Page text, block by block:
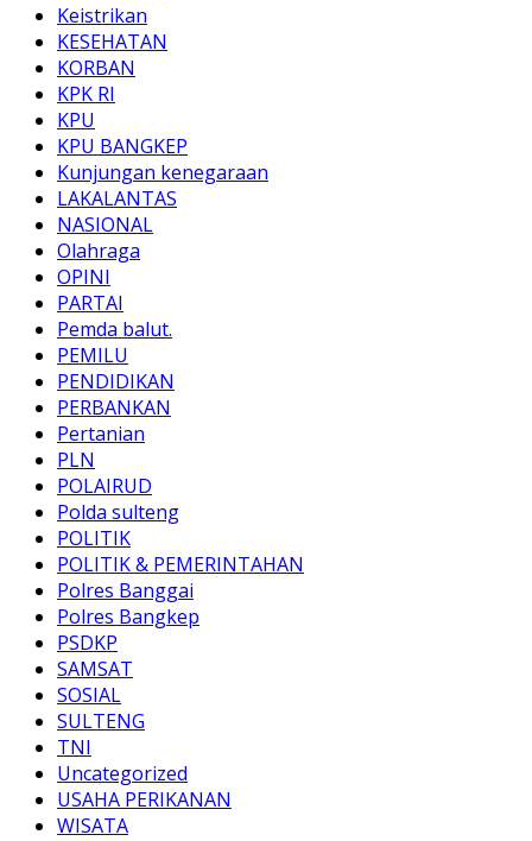
Keistrikan
KESEHATAN
KORBAN
KPK RI
KPU
KPU BANGKEP
Kunjungan kenegaraan
LAKALANTAS
NASIONAL
Olahraga
OPINI
PARTAI
Pemda balut.
PEMILU
PENDIDIKAN
PERBANKAN
Pertanian
PLN
POLAIRUD
Polda sulteng
POLITIK
POLITIK & PEMERINTAHAN
Polres Banggai
Polres Bangkep
PSDKP
SAMSAT
SOSIAL
SULTENG
TNI
Uncategorized
USAHA PERIKANAN
WISATA